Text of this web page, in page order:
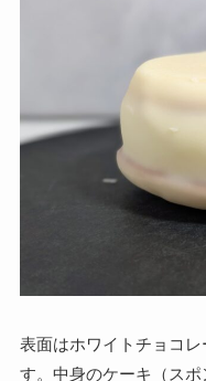
表面はホワイトチョコ
す。中身のケーキ（ス